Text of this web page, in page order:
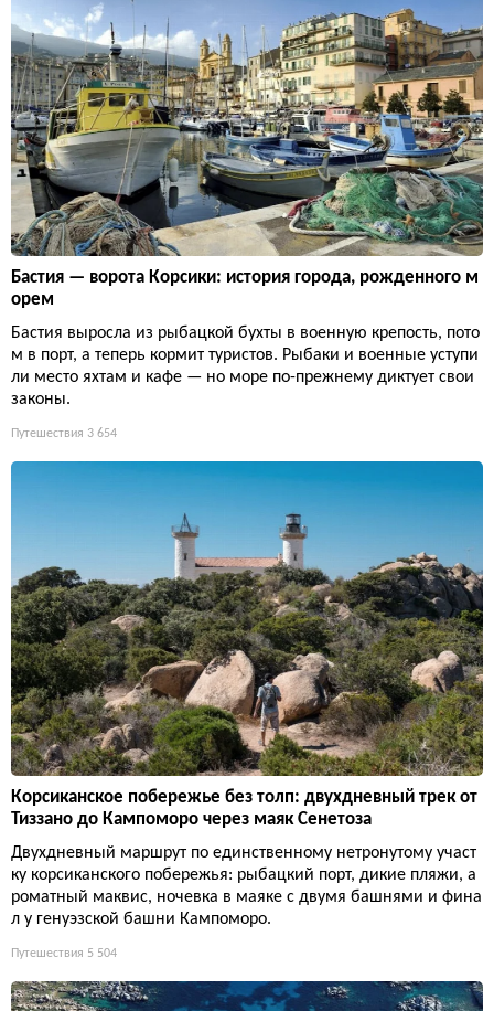
Бастия — ворота Корсики: история города, рожденного м
орем
Бастия выросла из рыбацкой бухты в военную крепость, пото
м в порт, а теперь кормит туристов. Рыбаки и военные уступи
ли место яхтам и кафе — но море по-прежнему диктует свои
законы.
Путешествия 3 654
Корсиканское побережье без толп: двухдневный трек от
Тиззано до Кампоморо через маяк Сенетоза
Двухдневный маршрут по единственному нетронутому участ
ку корсиканского побережья: рыбацкий порт, дикие пляжи, а
роматный маквис, ночевка в маяке с двумя башнями и фина
л у генуэзской башни Кампоморо.
Путешествия 5 504